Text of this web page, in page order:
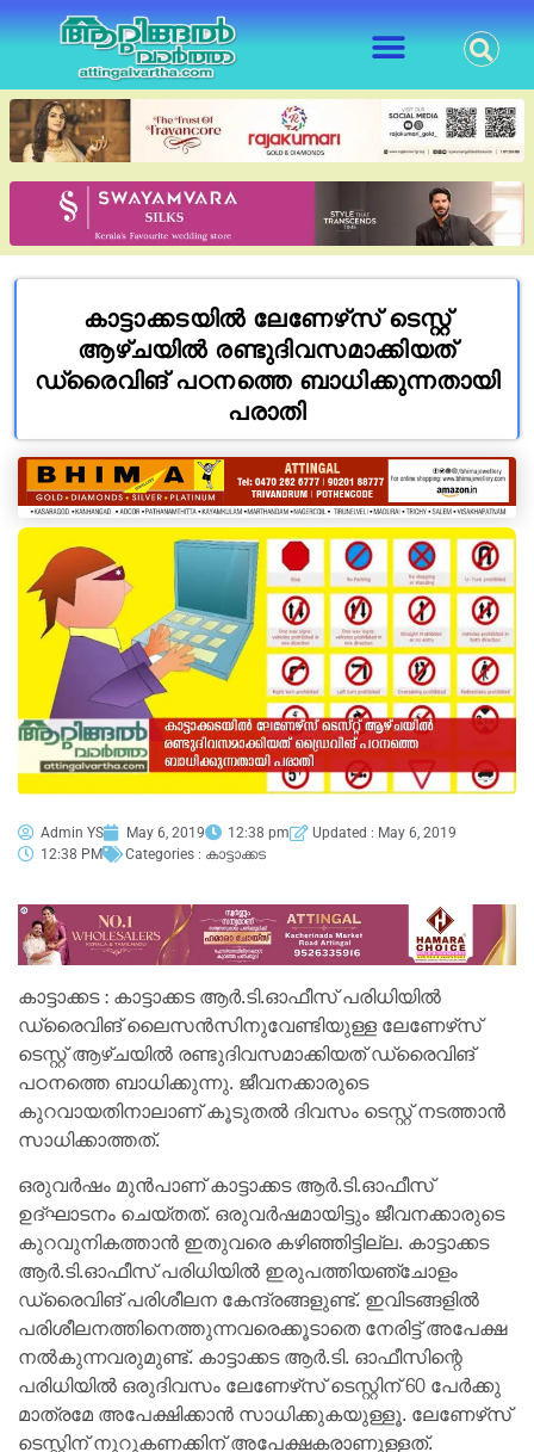
കാട്ടാക്കടയിൽ ലേണേഴ്‌സ് ടെസ്റ്റ്
ആഴ്ചയിൽ രണ്ടുദിവസമാക്കിയത്
ഡ്രൈവിങ് പഠനത്തെ ബാധിക്കുന്നതായി
പരാതി
Admin YS May 6, 2019 12:38 pm
Updated : May 6, 2019
12:38 PM
Categories : കാട്ടാക്കട
കാട്ടാക്കട : കാട്ടാക്കട ആർ.ടി.ഓഫീസ് പരിധിയിൽ
ഡ്രൈവിങ് ലൈസൻസിനുവേണ്ടിയുള്ള ലേണേഴ്‌സ്
ടെസ്റ്റ് ആഴ്ചയിൽ രണ്ടുദിവസമാക്കിയത് ഡ്രൈവിങ്
പഠനത്തെ ബാധിക്കുന്നു. ജീവനക്കാരുടെ
കുറവായതിനാലാണ് കൂടുതൽ ദിവസം ടെസ്റ്റ് നടത്താൻ
സാധിക്കാത്തത്.
ഒരുവർഷം മുൻപാണ് കാട്ടാക്കട ആർ.ടി.ഓഫീസ്
ഉദ്ഘാടനം ചെയ്തത്. ഒരുവർഷമായിട്ടും ജീവനക്കാരുടെ
കുറവുനികത്താൻ ഇതുവരെ കഴിഞ്ഞിട്ടില്ല. കാട്ടാക്കട
ആർ.ടി.ഓഫീസ് പരിധിയിൽ ഇരുപത്തിയഞ്ചോളം
ഡ്രൈവിങ് പരിശീലന കേന്ദ്രങ്ങളുണ്ട്. ഇവിടങ്ങളിൽ
പരിശീലനത്തിനെത്തുന്നവരെക്കൂടാതെ നേരിട്ട് അപേക്ഷ
നൽകുന്നവരുമുണ്ട്. കാട്ടാക്കട ആർ.ടി. ഓഫീസിന്റെ
പരിധിയിൽ ഒരുദിവസം ലേണേഴ്‌സ് ടെസ്റ്റിന് 60 പേർക്കു
മാത്രമേ അപേക്ഷിക്കാൻ സാധിക്കുകയുള്ളൂ. ലേണേഴ്‌സ്‌
ടെസ്റ്റിന് നൂറുകണക്കിന് അപേക്ഷകരാണുള്ളത്.